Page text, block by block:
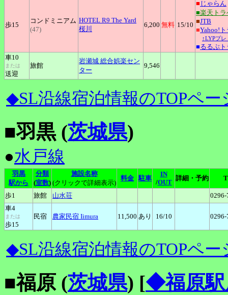
歩15
コンドミニアム
(47)
HOTEL R9 The Yard
桜川
6,200 無料 15/10
■ じゃらん
■楽天トラ
■JTB
■Yahoo!
↑LYPプ
■るるぶ
車10
または
送迎
旅館
岩瀬城 総合娯楽セン
ター
9,546
◆SL沿線宿泊情報のTOPペー
■羽黒 (茨城県)
●水戸線
羽黒
駅から
分類
(室数)
施設名称
(クリックで詳細表示)
料金 駐車
IN
/OUT
詳細・予約
歩1 旅館 山水荘
0296-
車4
または
歩15
民宿 農家民宿 Iimura 11,500 あり 16/10 0296-
◆SL沿線宿泊情報のTOPペー
■福原 (茨城県) [◆福原駅